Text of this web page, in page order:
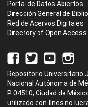
Portal de Datos Abiertos
Dirección General de
Red de Acervos Digitales
Directory of Open
Repositorio Universitario
Nacional Autónoma de
P. 04510, Ciudad de
utilizado con fines no